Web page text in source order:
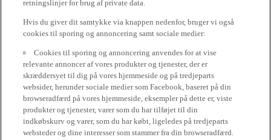
retningslinjer for brug af private data.
Hvis du giver dit samtykke via knappen nedenfor, bruger vi også
cookies til sporing og annoncering samt sociale medier:
Cookies til sporing og annoncering anvendes for at vise
relevante annoncer af vores produkter og tjenester, der er
skræddersyet til dig på vores hjemmeside og på tredjeparts
websider, herunder sociale medier som Facebook, baseret på din
browseradfærd på vores hjemmeside, eksempler på dette er, viste
produkter og tjenester, varer som du har tilføjet til din
indkøbskurv og varer, som du har købt, ligeledes på tredjeparts
websteder og dine interesser som stammer fra din browseradfærd.